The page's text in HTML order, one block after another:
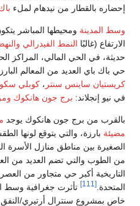
من مباني منخفضة
ارتفاعات
بوسطن .
يضم
بوسطن العامة،
، وأعلى مبنيين
القديممعمنارة
المناطق التجارية
الخشبية/المبنية
ساوذ إند
الولايات
بوسطن بشكل
بشكل غير